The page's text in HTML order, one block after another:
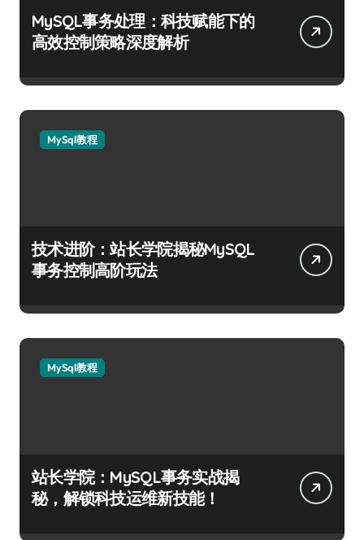
MySQL事务处理：科技赋能下的
高效控制策略深度解析
MySql教程
技术进阶：站长学院揭秘MySQL
事务控制高阶玩法
MySql教程
站长学院：MySQL事务实战揭
秘，解锁科技运维新技能！